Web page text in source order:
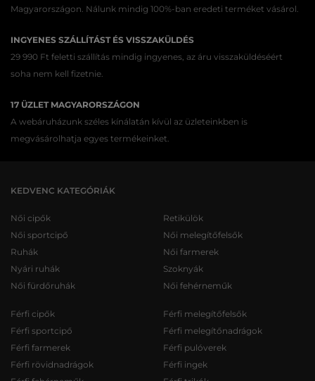
Magyarországon. Nálunk mindig 100%-ban eredeti terméket vásárol.
INGYENES SZÁLLÍTÁST ÉS VISSZAKÜLDÉS
29 990 Ft feletti szállítás mindig ingyenes, az áru visszaküldéséért
soha nem kell fizetnie.
17 ÜZLET MAGYARORSZÁGON
A webáruházunk széles kínálatán kívül az üzleteinkben is
megvásárolhatja egyes termékeinket.
KEDVENC KATEGÓRIÁK
Női cipők
Női sportcipő
Ruhák
Nyári ruhák
Női fürdőruhák
Retikülök
Női melegítőfelsők
Női farmerek
Szoknyák
Női fehérneműk
Férfi cipők
Férfi sportcipő
Férfi farmerek
Férfi rövidnadrágok
Férfi melegítőfelsők
Férfi melegítőnadrágok
Férfi pulóverek
Férfi ingek